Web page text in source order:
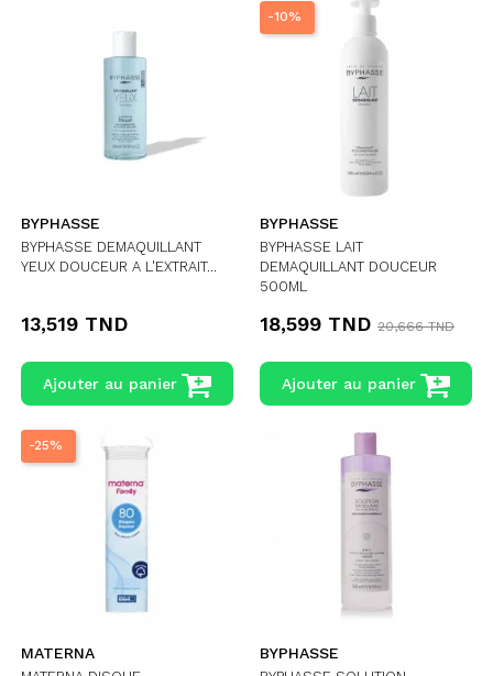
BYPHASSE
BYPHASSE DEMAQUILLANT
YEUX DOUCEUR A L'EXTRAIT...
13,519 TND
Ajouter au panier
-10%
BYPHASSE
BYPHASSE LAIT
DEMAQUILLANT DOUCEUR
500ML
18,599 TND 20,666 TND
Ajouter au panier
-25%
MATERNA BYPHASSE